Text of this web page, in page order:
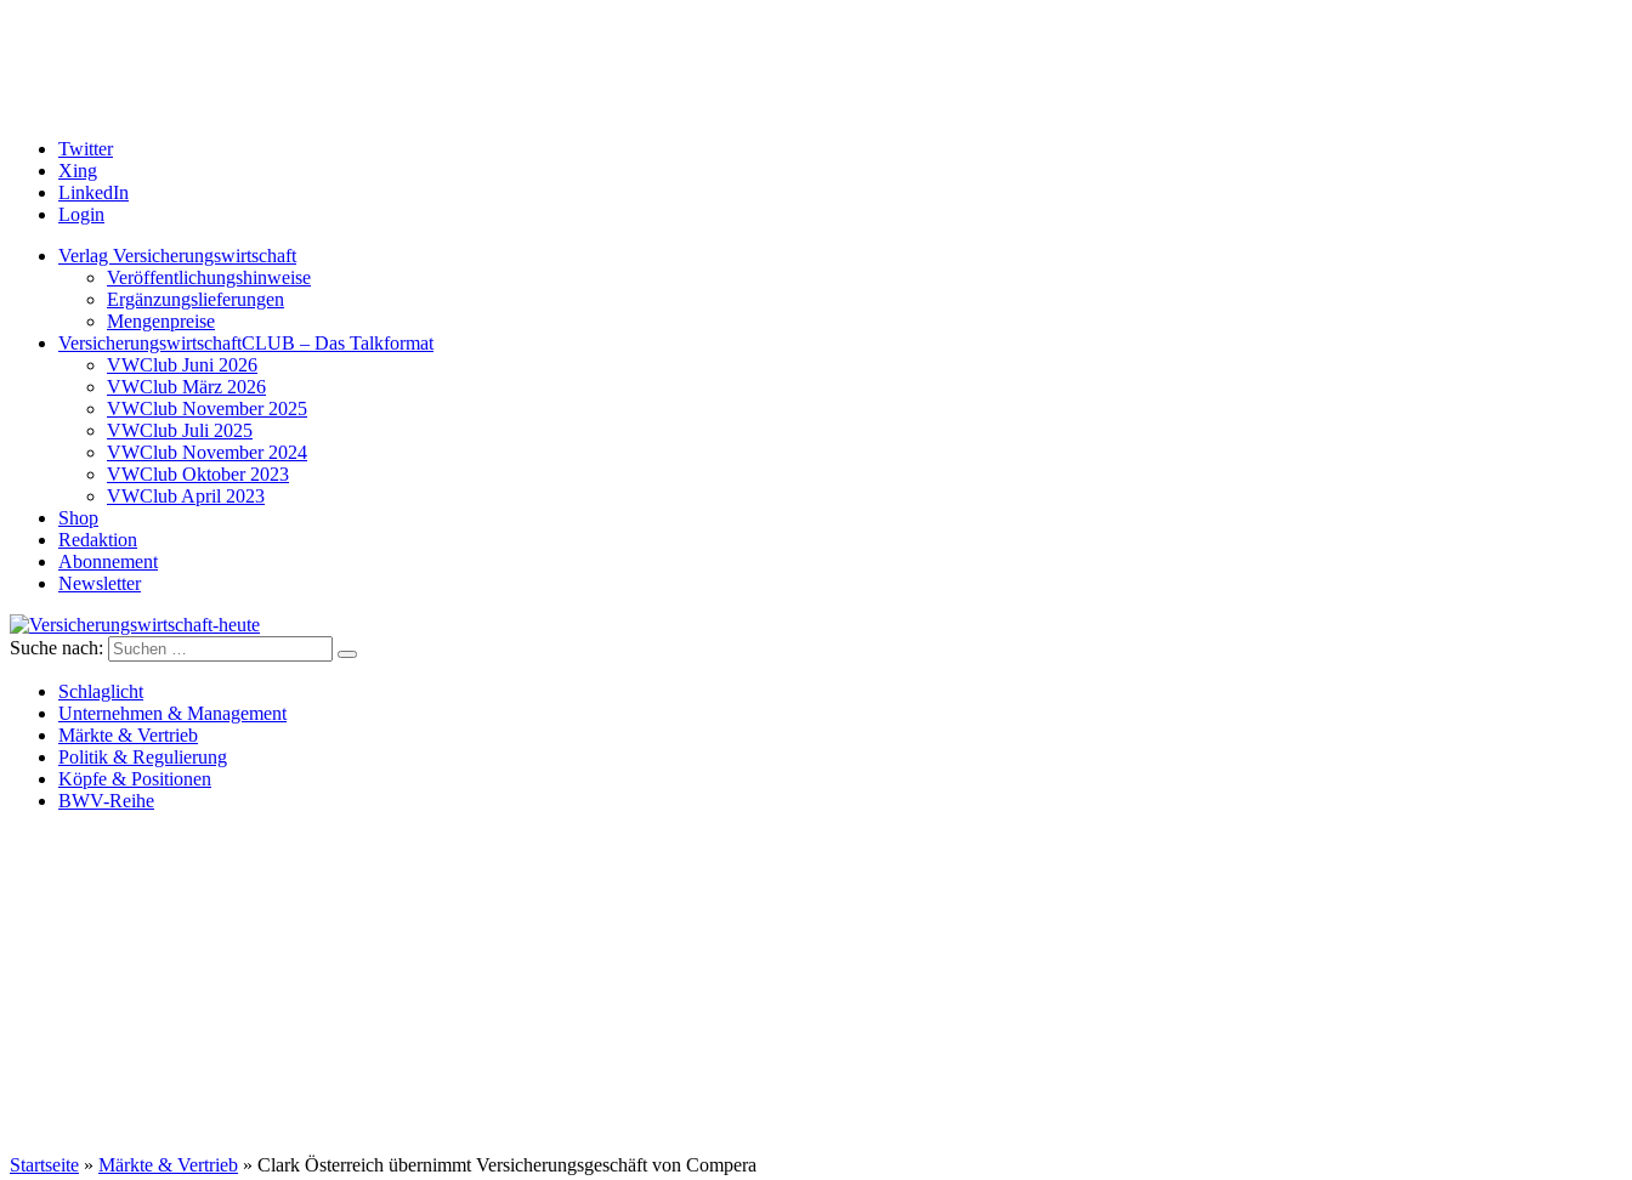
Twitter
Xing
LinkedIn
Login
Verlag Versicherungswirtschaft
Veröffentlichungshinweise
Ergänzungslieferungen
Mengenpreise
VersicherungswirtschaftCLUB – Das Talkformat
VWClub Juni 2026
VWClub März 2026
VWClub November 2025
VWClub Juli 2025
VWClub November 2024
VWClub Oktober 2023
VWClub April 2023
Shop
Redaktion
Abonnement
Newsletter
Versicherungswirtschaft-heute
Suche nach:
Schlaglicht
Unternehmen & Management
Märkte & Vertrieb
Politik & Regulierung
Köpfe & Positionen
BWV-Reihe
Startseite » Märkte & Vertrieb » Clark Österreich übernimmt Versicherungsgeschäft von Compera